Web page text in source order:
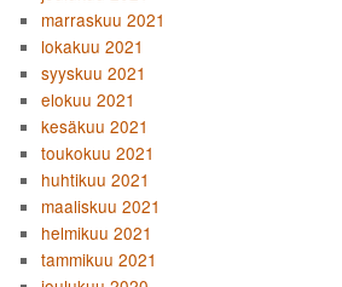
marraskuu 2021
lokakuu 2021
syyskuu 2021
elokuu 2021
kesäkuu 2021
toukokuu 2021
huhtikuu 2021
maaliskuu 2021
helmikuu 2021
tammikuu 2021